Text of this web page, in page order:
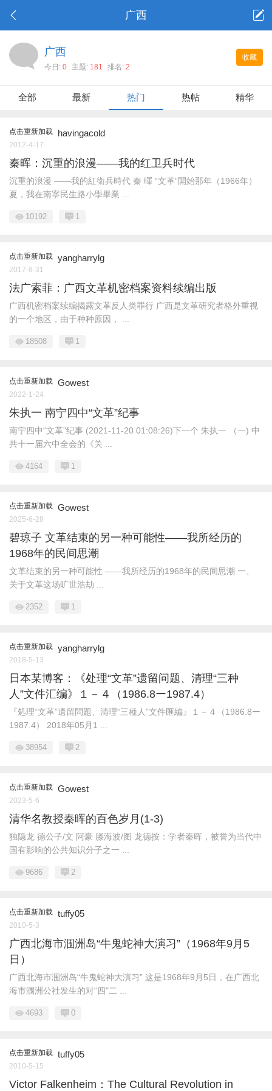
广西
收藏
广西
今日: 0 主题: 181 排名: 2
全部 最新 热门 热帖 精华
点击重新加载 havingacold
2012-4-17
秦晖：沉重的浪漫——我的红卫兵时代
沉重的浪漫 ——我的紅衛兵時代 秦 暉 “文革”開始那年（1966年）
夏，我在南寧民生路小學畢業 ...
10192 1
点击重新加载 yangharrylg
2017-8-31
法广索菲：广西文革机密档案资料续编出版
广西机密档案续编揭露文革反人类罪行 广西是文革研究者格外重视
的一个地区，由于种种原因， ...
18508 1
点击重新加载 Gowest
2022-1-24
朱执一 南宁四中“文革”纪事
南宁四中“文革”纪事 (2021-11-20 01:08:26)下一个 朱执一 （一) 中
共十一届六中全会的《关 ...
4164 1
点击重新加载 Gowest
2025-6-28
碧琼子 文革结束的另一种可能性——我所经历的
1968年的民间思潮
文革结束的另一种可能性 ——我所经历的1968年的民间思潮 一、
关于文革这场旷世浩劫 ...
2352 1
点击重新加载 yangharrylg
2018-5-13
日本某博客：《处理“文革”遗留问题、清理“三种
人”文件汇编》１－４（1986.8ー1987.4）
『処理“文革”遺留問題、清理“三種人”文件匯編』１－４（1986.8ー
1987.4） 2018年05月1 ...
38954 2
点击重新加载 Gowest
2023-5-6
清华名教授秦晖的百色岁月(1-3)
独隐龙 德公子/文 阿豪 滕海波/图 龙德按：学者秦晖，被誉为当代中
国有影响的公共知识分子之一 ...
9686 2
点击重新加载 tuffy05
2010-5-3
广西北海市涠洲岛“牛鬼蛇神大演习”（1968年9月5
日）
广西北海市涠洲岛“牛鬼蛇神大演习” 这是1968年9月5日，在广西北
海市涠洲公社发生的对“四"二 ...
4693 0
点击重新加载 tuffy05
2010-5-15
Victor Falkenheim：The Cultural Revolution in